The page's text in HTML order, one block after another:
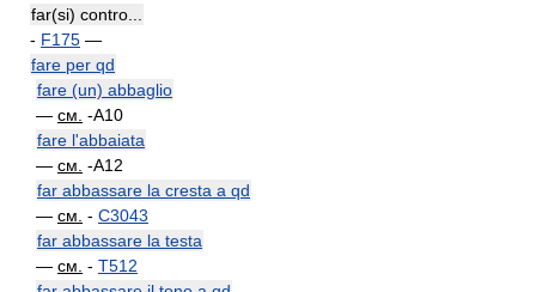
far(si) contro...
- F175 —
fare per qd
fare (un) abbaglio
— см. -A10
fare l'abbaiata
— см. -A12
far abbassare la cresta a qd
— см. - C3043
far abbassare la testa
— см. - T512